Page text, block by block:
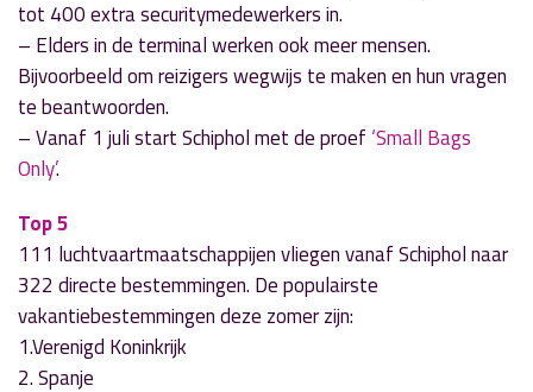
tot 400 extra securitymedewerkers in.
– Elders in de terminal werken ook meer mensen.
Bijvoorbeeld om reizigers wegwijs te maken en hun vragen
te beantwoorden.
– Vanaf 1 juli start Schiphol met de proef ‘Small Bags
Only’.
Top 5
111 luchtvaartmaatschappijen vliegen vanaf Schiphol naar
322 directe bestemmingen. De populairste
vakantiebestemmingen deze zomer zijn:
1.Verenigd Koninkrijk
2. Spanje